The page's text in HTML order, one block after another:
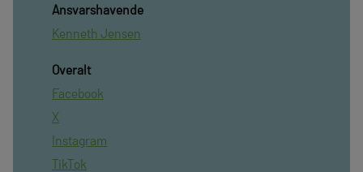
Ansvarshavende
Kenneth Jensen
Overalt
Facebook
X
Instagram
TikTok